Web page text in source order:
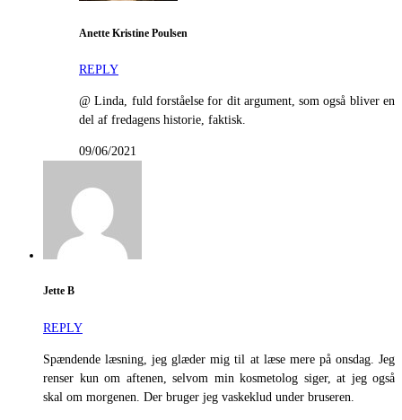
Anette Kristine Poulsen
REPLY
@ Linda, fuld forståelse for dit argument, som også bliver en
del af fredagens historie, faktisk.
09/06/2021
Jette B
REPLY
Spændende læsning, jeg glæder mig til at læse mere på onsdag. Jeg
renser kun om aftenen, selvom min kosmetolog siger, at jeg også
skal om morgenen. Der bruger jeg vaskeklud under bruseren.